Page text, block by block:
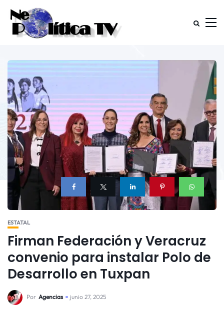
ESTATAL
Firman Federación y Veracruz
convenio para instalar Polo de
Desarrollo en Tuxpan
Por Agencias junio 27, 2025